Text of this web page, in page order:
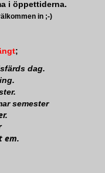
i öppettiderna.
in ;-)
;
dag.
semester
em.